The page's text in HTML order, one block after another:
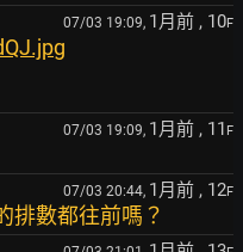
07/03 19:09, 1月前 , 10F
07/03 19:09, 1月前 , 11 F
07/03 20:44, 1月前 , 12F
排數都往前嗎？